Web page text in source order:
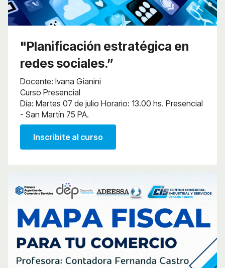
"Planificación estratégica en
redes sociales.”
Docente: Ivana Gianini
Curso Presencial
Día: Martes 07 de julio Horario: 13.00 hs. Presencial
- San Martín 75 PA.
Inscribite al curso